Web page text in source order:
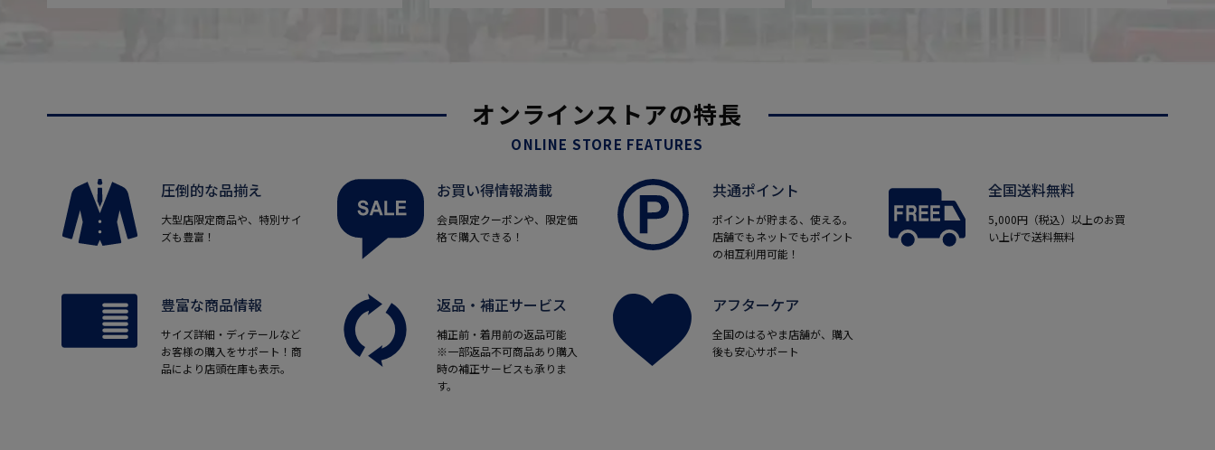
オンラインストアの特長
ONLINE STORE FEATURES
圧倒的な品揃え
大型店限定商品や、特別サイ
ズも豊富！
お買い得情報満載
会員限定クーポンや、限定価
格で購入できる！
共通ポイント
ポイントが貯まる、使える。
店舗でもネットでもポイント
の相互利用可能！
全国送料無料
5,000円（税込）以上のお買
い上げで送料無料
豊富な商品情報
サイズ詳細・ディテールなど
お客様の購入をサポート！商
品により店頭在庫も表示。
返品・補正サービス
補正前・着用前の返品可能
※一部返品不可商品あり購入
時の補正サービスも承りま
す。
アフターケア
全国のはるやま店舗が、購入
後も安心サポート